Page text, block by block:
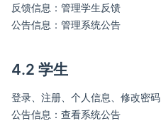
反馈信息：管理学生反馈
公告信息：管理系统公告
4.2 学生
登录、注册、个人信息、修改密码
公告信息：查看系统公告